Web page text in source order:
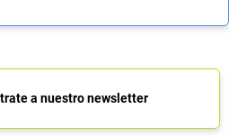
a nuestro newsletter